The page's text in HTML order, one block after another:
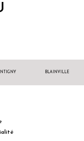
BLAINVILLE